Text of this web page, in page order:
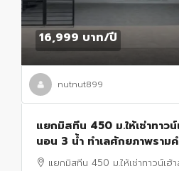
16,999 บาท/ปี
nutnut899
แยกมิสทีน 450 ม.ให้เช่าทาว
นอน 3 น้ำ ทำเลศักยภาพรา
เดินทางสะดวก เหมาะสำหรั
แยกมิสทีน 450 ม.ให้เช่าทาวน์เ